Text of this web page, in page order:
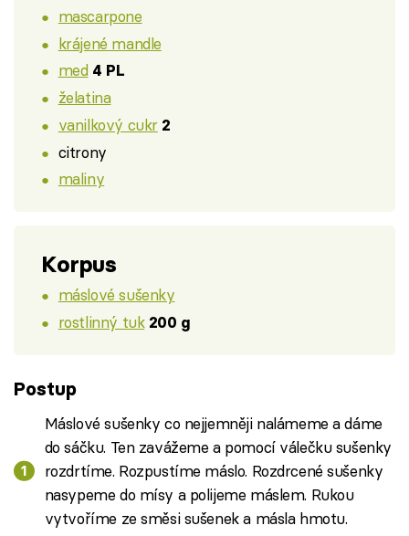
mascarpone
krájené mandle
med 4 PL
želatina
vanilkový cukr 2
citrony
maliny
Korpus
máslové sušenky
rostlinný tuk 200 g
Postup
Máslové sušenky co nejjemněji nalámeme a dáme
do sáčku. Ten zavážeme a pomocí válečku sušenky
rozdrtíme. Rozpustíme máslo. Rozdrcené sušenky
nasypeme do mísy a polijeme máslem. Rukou
vytvoříme ze směsi sušenek a másla hmotu.